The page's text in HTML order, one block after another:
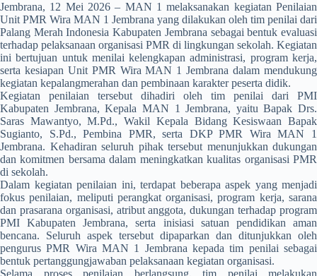
Jembrana, 12 Mei 2026 – MAN 1 melaksanakan kegiatan Penilaian
Unit PMR Wira MAN 1 Jembrana yang dilakukan oleh tim penilai dari
Palang Merah Indonesia Kabupaten Jembrana sebagai bentuk evaluasi
terhadap pelaksanaan organisasi PMR di lingkungan sekolah. Kegiatan
ini bertujuan untuk menilai kelengkapan administrasi, program kerja,
serta kesiapan Unit PMR Wira MAN 1 Jembrana dalam mendukung
kegiatan kepalangmerahan dan pembinaan karakter peserta didik.
Kegiatan penilaian tersebut dihadiri oleh tim penilai dari PMI
Kabupaten Jembrana, Kepala MAN 1 Jembrana, yaitu Bapak Drs.
Saras Mawantyo, M.Pd., Wakil Kepala Bidang Kesiswaan Bapak
Sugianto, S.Pd., Pembina PMR, serta DKP PMR Wira MAN 1
Jembrana. Kehadiran seluruh pihak tersebut menunjukkan dukungan
dan komitmen bersama dalam meningkatkan kualitas organisasi PMR
di sekolah.
Dalam kegiatan penilaian ini, terdapat beberapa aspek yang menjadi
fokus penilaian, meliputi perangkat organisasi, program kerja, sarana
dan prasarana organisasi, atribut anggota, dukungan terhadap program
PMI Kabupaten Jembrana, serta inisiasi satuan pendidikan aman
bencana. Seluruh aspek tersebut dipaparkan dan ditunjukkan oleh
pengurus PMR Wira MAN 1 Jembrana kepada tim penilai sebagai
bentuk pertanggungjawaban pelaksanaan kegiatan organisasi.
Selama proses penilaian berlangsung, tim penilai melakukan